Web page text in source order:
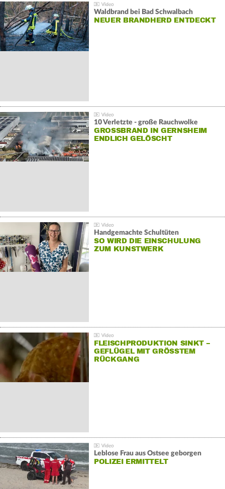
Waldbrand bei Bad Schwalbach
NEUER BRANDHERD ENTDECKT
10 Verletzte - große Rauchwolke
GROSSBRAND IN GERNSHEIM E
NDLICH GELÖSCHT
Handgemachte Schultüten
SO WIRD DIE EINSCHULUNG
ZUM KUNSTWERK
FLEISCHPRODUKTION SINKT –
GEFLÜGEL MIT GRÖSSTEM R
ÜCKGANG
Leblose Frau aus Ostsee geborgen
POLIZEI ERMITTELT